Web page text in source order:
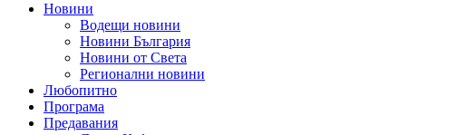
Новини
Водещи новини
Новини България
Новини от Света
Регионални новини
Любопитно
Програма
Предавания